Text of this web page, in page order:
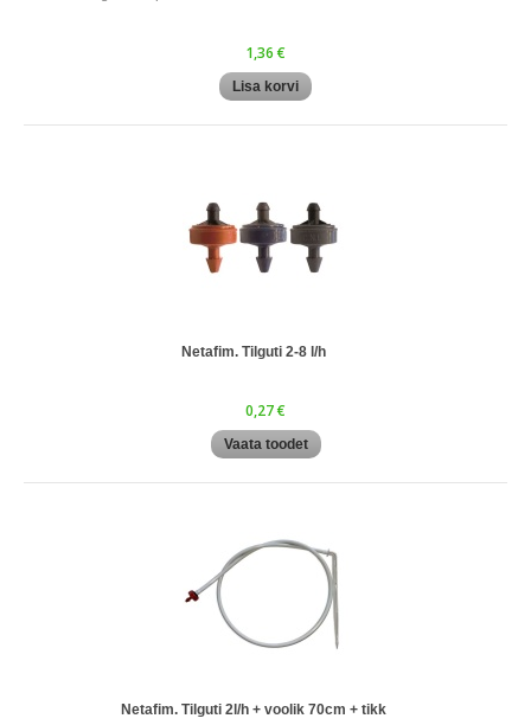
1,36 €
Lisa korvi
Netafim. Tilguti 2-8 l/h
0,27 €
Vaata toodet
Netafim. Tilguti 2l/h + voolik 70cm + tikk